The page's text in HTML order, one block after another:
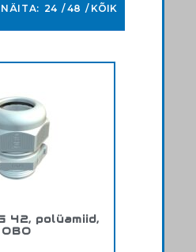
NÄITA: 24 48 KÕIK
42, polüamiid,
OBO